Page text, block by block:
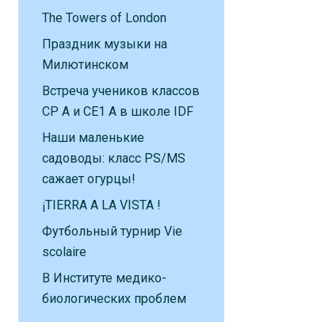
The Towers of London
Праздник музыки на
Милютинском
Встреча учеников классов
CP A и CE1 A в школе IDF
Наши маленькие
садоводы: класс PS/MS
сажает огурцы!
¡TIERRA A LA VISTA !
Футбольный турнир Vie
scolaire
В Институте медико-
биологических проблем